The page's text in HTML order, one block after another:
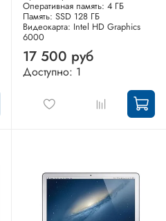
Оперативная память: 4 ГБ
Память: SSD 128 ГБ
Видеокарта: Intel HD Graphics
6000
17 500 руб
Доступно: 1